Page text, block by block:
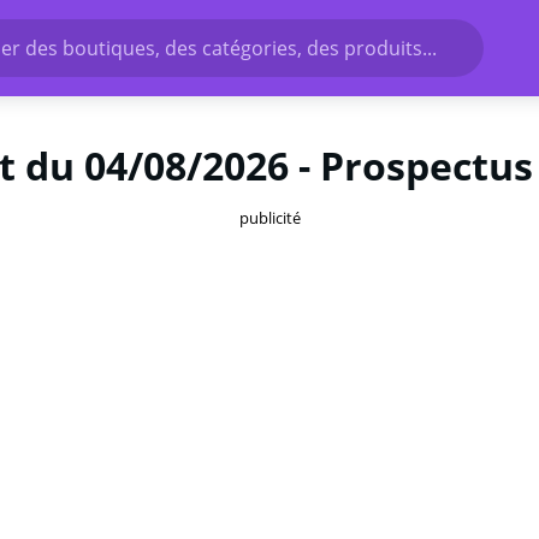
des boutiques, des catégories, des produits...
04/08/2026 -
publicité